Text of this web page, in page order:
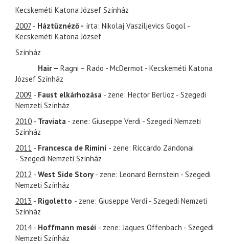
Kecskeméti Katona József Színház
2007 - Háztűznéző - írta: Nikolaj Vasziljevics Gogol -
Kecskeméti Katona József
Színház
Hair – Ragni – Rado - McDermot - Kecskeméti Katona
József Színház
2009 - Faust elkárhozása - zene: Hector Berlioz - Szegedi
Nemzeti Színház
2010 - Traviata - zene: Giuseppe Verdi - Szegedi Nemzeti
Színház
2011 - Francesca de Rimini - zene: Riccardo Zandonai
- Szegedi Nemzeti Színház
2012 - West Side Story- zene: Leonard Bernstein - Szegedi
Nemzeti Színház
2013 - Rigoletto - zene: Giuseppe Verdi - Szegedi Nemzeti
Színház
2014- Hoffmann meséi - zene: Jaques Offenbach - Szegedi
Nemzeti Színház